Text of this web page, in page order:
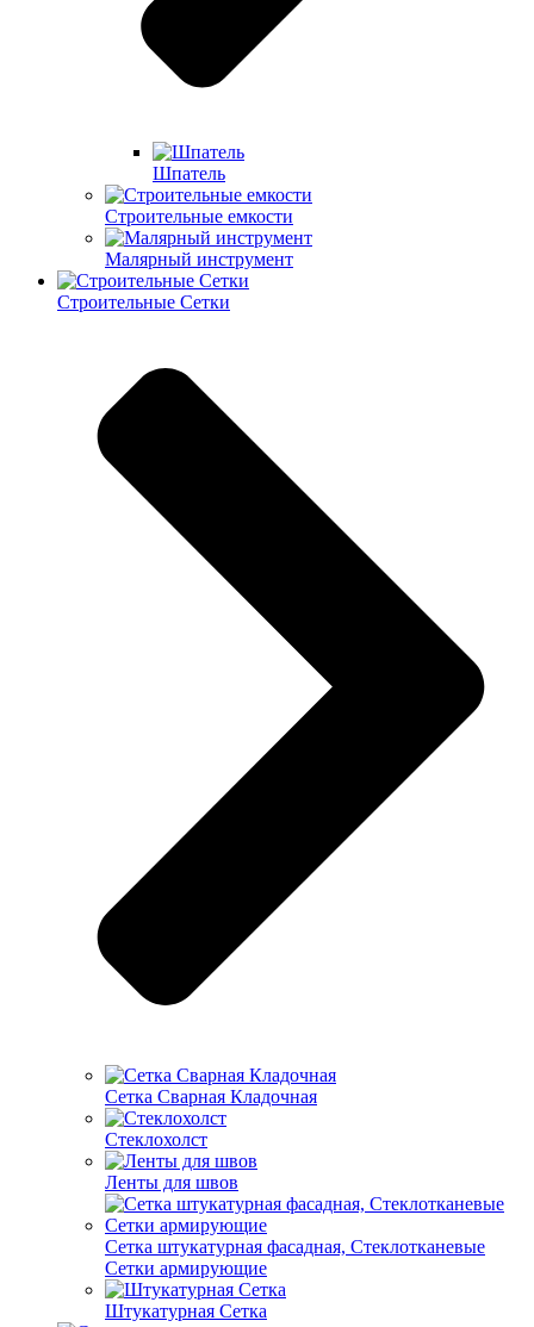
Шпатель
Строительные емкости
Малярный инструмент
Строительные Сетки
Cетка Сварная Кладочная
Cтеклохолст
Ленты для швов
Сетка штукатурная фасадная, Стеклотканевые
Сетки армирующие
Штукатурная Сетка